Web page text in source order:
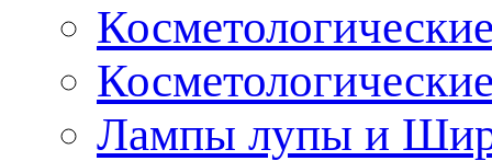
Лампы лупы и